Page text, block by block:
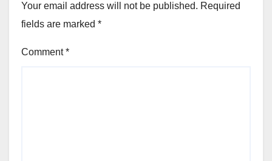
Your email address will not be published. Required
fields are marked *
Comment*